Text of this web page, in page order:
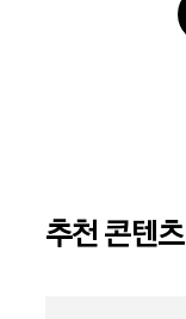
추천 콘텐츠